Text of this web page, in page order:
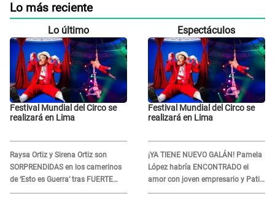
Lo más reciente
Lo último
Festival Mundial del Circo se
realizará en Lima
Raysa Ortiz y Sirena Ortiz son
SORPRENDIDAS en los camerinos
de ‘Esto es Guerra’ tras FUERTE
ENFRENTAMIENTO con Gabriel
Espectáculos
Festival Mundial del Circo se
realizará en Lima
¡YA TIENE NUEVO GALÁN! Pamela
López habría ENCONTRADO el
amor con joven empresario y Pati
Lorena la ECHA en VIVO